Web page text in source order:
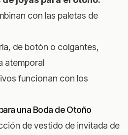
con las paletas de
de botón o colgantes,
atemporal
funcionan con los
una Boda de Otoño
de vestido de invitada de